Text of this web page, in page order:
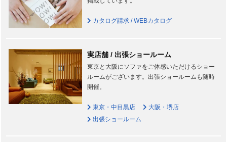
カタログ請求 / WEBカタログ
実店舗 / 出張ショールーム
東京と大阪にソファをご体感いただけるショー
ルームがございます。出張ショールームも随時
開催。
東京・中目黒店
大阪・堺店
出張ショールーム